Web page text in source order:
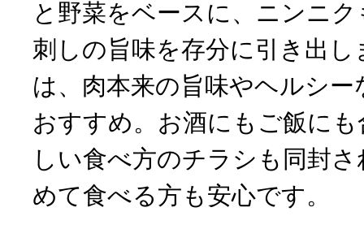
と野菜をベースに、ニンニ
刺しの旨味を存分に引き出
は、肉本来の旨味やヘルシ
おすすめ。お酒にもご飯に
しい食べ方のチラシも同封
めて食べる方も安心です。